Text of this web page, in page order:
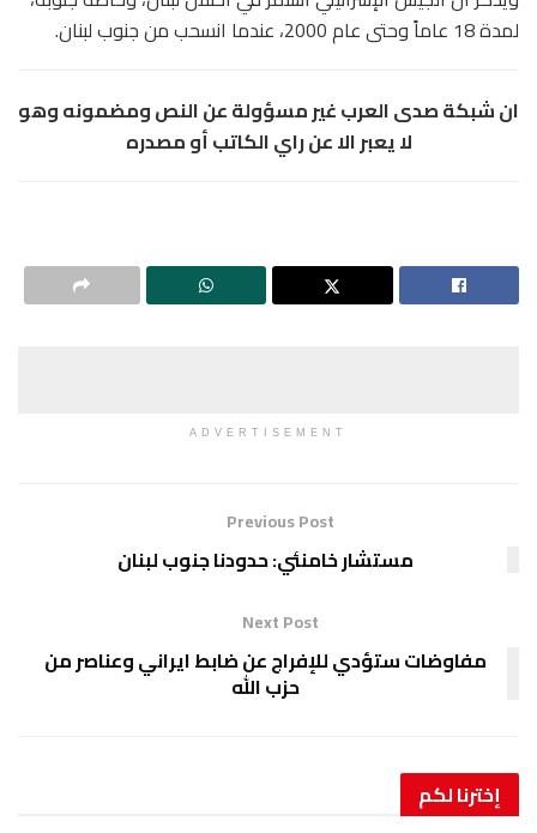
لمدة 18 عاماً وحتى عام 2000، عندما انسحب من جنوب لبنان.
ان شبكة صدى العرب غير مسؤولة عن النص ومضمونه وهو
لا يعبر الا عن راي الكاتب أو مصدره
ADVERTISEMENT
Previous Post
مستشار خامنئي: حدودنا جنوب لبنان
Next Post
مفاوضات ستؤدي للإفراج عن ضابط ايراني وعناصر من
حزب الله
إخترنالكم